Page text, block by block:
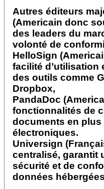
Autres éditeurs
(Americain donc
des leaders du
volonté de
HelloSign
facilité d’utilisation
des outils comme
Dropbox,
PandaDoc
fonctionnalités de
documents en
électroniques.
Universign
centralisé, garantit
sécurité et de
données